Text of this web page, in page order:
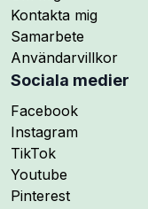
Kontakta mig
Samarbete
Användarvillkor
Sociala medier
Följ mig på
Facebook
Följ mig på
Instagram
Följ mig på
TikTok
Följ mig på
Youtube
Följ mig på
Pinterest